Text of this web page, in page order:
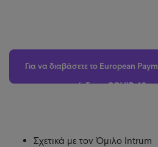
Για να διαβάσετε το European
έκδοση COVID-19
Σχετικά με τον Όμιλο Intrum